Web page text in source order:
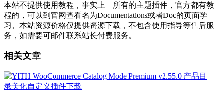
本站不提供使用教程，事实上，所有的主题插件，官方都有教
程的，可以到官网查看名为Documentations或者Doc的页面学
习。本站资源价格仅提供资源下载，不包含使用指导等售后服
务，如需要可邮件联系站长付费服务。
相关文章